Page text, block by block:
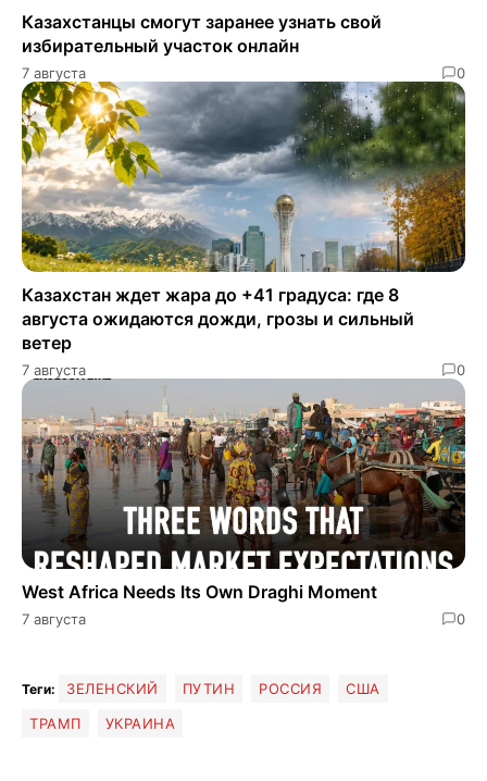
Казахстанцы смогут заранее узнать свой
избирательный участок онлайн
7 августа 0
Казахстан ждет жара до +41 градуса: где 8
августа ожидаются дожди, грозы и сильный
ветер
7 августа 0
West Africa Needs Its Own Draghi Moment
7 августа 0
Теги: ЗЕЛЕНСКИЙ ПУТИН РОССИЯ
США
ТРАМП
УКРАИНА